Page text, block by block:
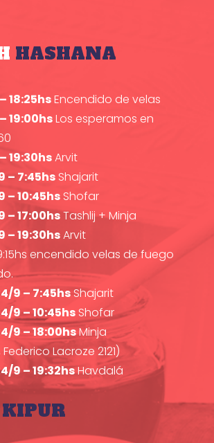
HASHANA
18:25hsEncendido de velas
19:00hsLos esperamos en
19:30hsArvit
– 7:45hsShajarit
– 10:45hsShofar
– 17:00hsTashlij + Minja
– 19:30hsArvit
encendido velas de fuego
9 – 7:45hsShajarit
9 – 10:45hsShofar
9 – 18:00hsMinja
Lacroze 2121)
9 – 19:32hsHavdalá
KIPUR